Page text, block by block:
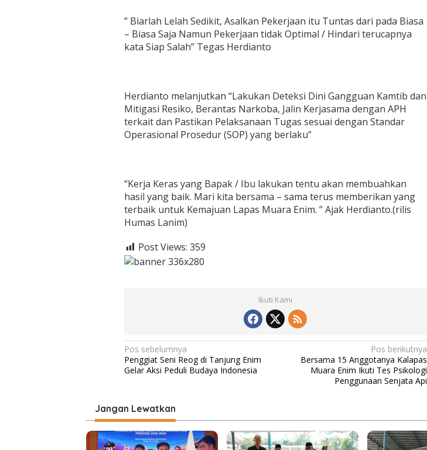
” Biarlah Lelah Sedikit, Asalkan Pekerjaan itu Tuntas dari pada Biasa
– Biasa Saja Namun Pekerjaan tidak Optimal / Hindari terucapnya
kata Siap Salah” Tegas Herdianto
Herdianto melanjutkan “Lakukan Deteksi Dini Gangguan Kamtib dan
Mitigasi Resiko, Berantas Narkoba, Jalin Kerjasama dengan APH
terkait dan Pastikan Pelaksanaan Tugas sesuai dengan Standar
Operasional Prosedur (SOP) yang berlaku”
“Kerja Keras yang Bapak / Ibu lakukan tentu akan membuahkan
hasil yang baik. Mari kita bersama – sama terus memberikan yang
terbaik untuk Kemajuan Lapas Muara Enim. ” Ajak Herdianto.(rilis
Humas Lanim)
Post Views: 359
Ikuti Kami
N
a
g
a
Pos sebelumnya
Penggiat Seni Reog di Tanjung Enim
Gelar Aksi Peduli Budaya Indonesia
Pos berikutnya
Bersama 15 Anggotanya Kalapas
Muara Enim Ikuti Tes Psikologi
Penggunaan Senjata Api
Jangan Lewatkan